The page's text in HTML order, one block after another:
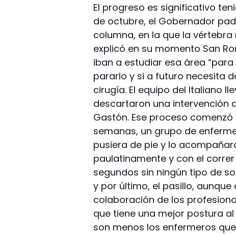
El progreso es significativo
de octubre, el Gobernador
columna, en la que la
explicó en su momento San
iban a estudiar esa área
pararlo y si a futuro necesita
cirugía. El equipo del Italiano
descartaron una intervención
Gastón. Ese proceso
semanas, un grupo de
pusiera de pie y lo
paulatinamente y con el
segundos sin ningún tipo de
y por último, el pasillo,
colaboración de los
que tiene una mejor postura
son menos los enfermeros